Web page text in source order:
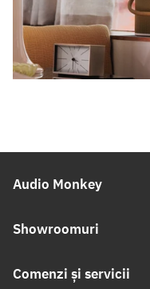
Audio Monkey
Showroomuri
Comenzi și servicii